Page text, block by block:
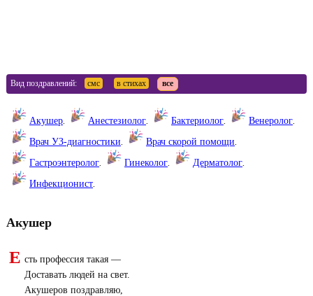
Вид поздравлений: смс в стихах все
Акушер. Анестезиолог. Бактериолог. Венеролог.
Врач УЗ-диагностики. Врач скорой помощи.
Гастроэнтеролог. Гинеколог. Дерматолог.
Инфекционист.
Акушер
Е сть профессия такая —
Доставать людей на свет.
Акушеров поздравляю,